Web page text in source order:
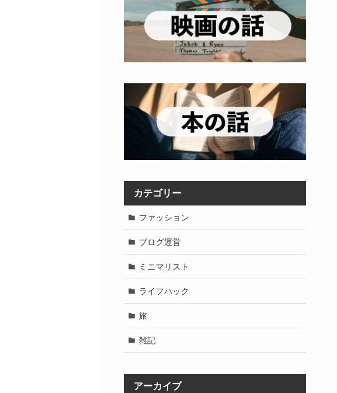
カテゴリー
ファッション
ブログ運営
ミニマリスト
ライフハック
旅
雑記
アーカイブ